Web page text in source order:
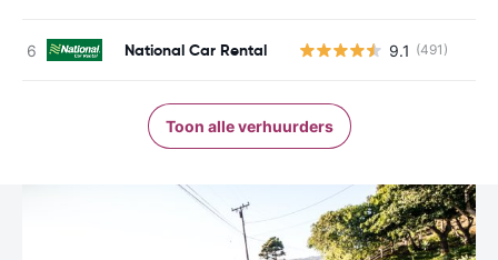
National Car Rental 9.1 (491)
Toon alle verhuurders